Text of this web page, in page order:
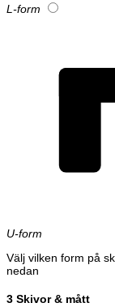
L-form
U-form
Välj vilken form på
nedan
3 Skivor & mått